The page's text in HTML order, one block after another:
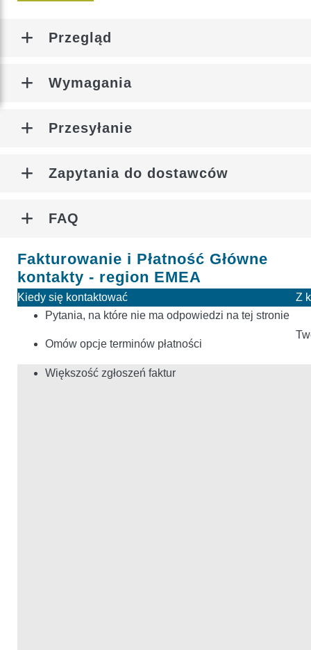
Różnorodność Dostawców
Przesłanie przywództwa
Najczęściej zadawane pytania
Bezpieczeństwo, jakość i regulacje dotyczące
Przegląd
Wymagania
Przesyłanie
Zapytania do dostawców
FAQ
Fakturowanie i Płatność Główne
kontakty - region EMEA
Kiedy się kontaktować
Z
Pytania, na które nie ma odpowiedzi na tej stronie
Omów opcje terminów płatności
Większość zgłoszeń faktur